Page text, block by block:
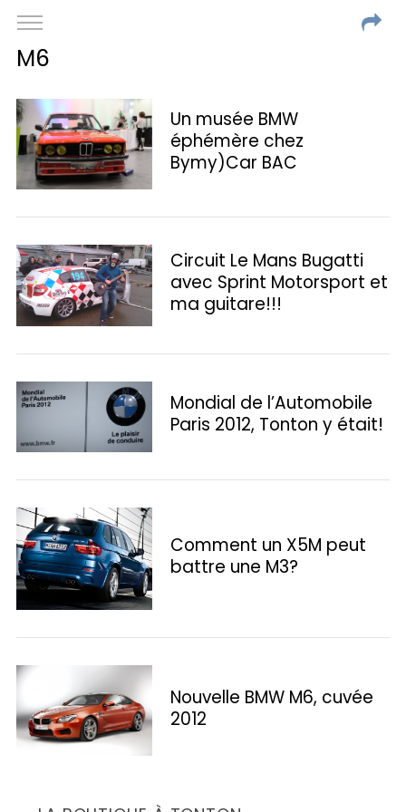
M6
Un musée BMW
éphémère chez
Bymy)Car BAC
Circuit Le Mans Bugatti
avec Sprint Motorsport et
ma guitare!!!
Mondial de l’Automobile
Paris 2012, Tonton y était!
Comment un X5M peut
battre une M3?
Nouvelle BMW M6, cuvée
2012
a
r
c